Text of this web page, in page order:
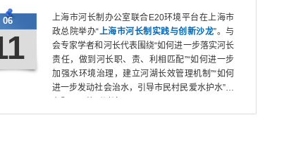
06
上海市河长制办公室联合E20环境平台在上海市
政总院举办“上海市河长制实践与创新沙龙”。与
会专家学者和河长代表围绕“如何进一步落实河长
责任，做到河长职、责、利相匹配”“如何进一步
加强水环境治理，建立河湖长效管理机制”“如何
进一步发动社会治水，引导市民村民爱水护水”等